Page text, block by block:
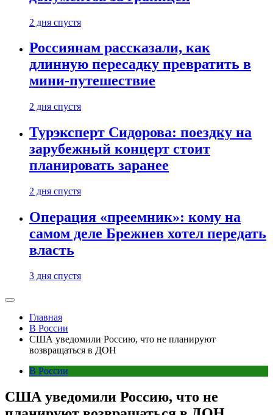
2 дня спустя
Россиянам рассказали, как
длинную пересадку превратить в
мини-путешествие
2 дня спустя
Турэксперт Сидорова: поездку на
зарубежный концерт стоит
планировать заранее
2 дня спустя
Операция «преемник»: кому на
самом деле Брежнев хотел передать
власть
3 дня спустя
Главная
В России
США уведомили Россию, что не планируют
возвращаться в ДОН
В России
США уведомили Россию, что не